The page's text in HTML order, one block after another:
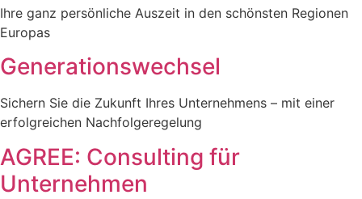
Ihre ganz persönliche Auszeit in den schönsten Regionen
Europas
Generationswechsel
Sichern Sie die Zukunft Ihres Unternehmens – mit einer
erfolgreichen Nachfolgeregelung
AGREE: Consulting für
Unternehmen